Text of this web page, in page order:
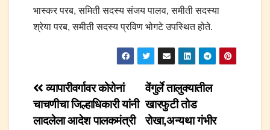
भास्कर परब, समिती सदस्य संजय पालव, समीती सदस्या
श्रेया परब, समीती सदस्य प्रविण भोगटे उपस्थित होते.
Post
navigation
वेंगुर्ले तालुक्यातील
खारफुटी तोड
रोखा,अन्यथा गंभीर
व्यापारीवर्गावर कोरोनां
चाचणीचा जिल्हाधिकारी यांनी
लादलेला आदेश पालकमंत्री